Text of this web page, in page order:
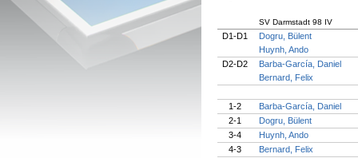
SV Darmstadt 98 IV
D1-D1
Dogru, Bülent
Huynh, Ando
D2-D2
Barba-García, Daniel
Bernard, Felix
1-2
Barba-García, Daniel
2-1
Dogru, Bülent
3-4
Huynh, Ando
4-3
Bernard, Felix